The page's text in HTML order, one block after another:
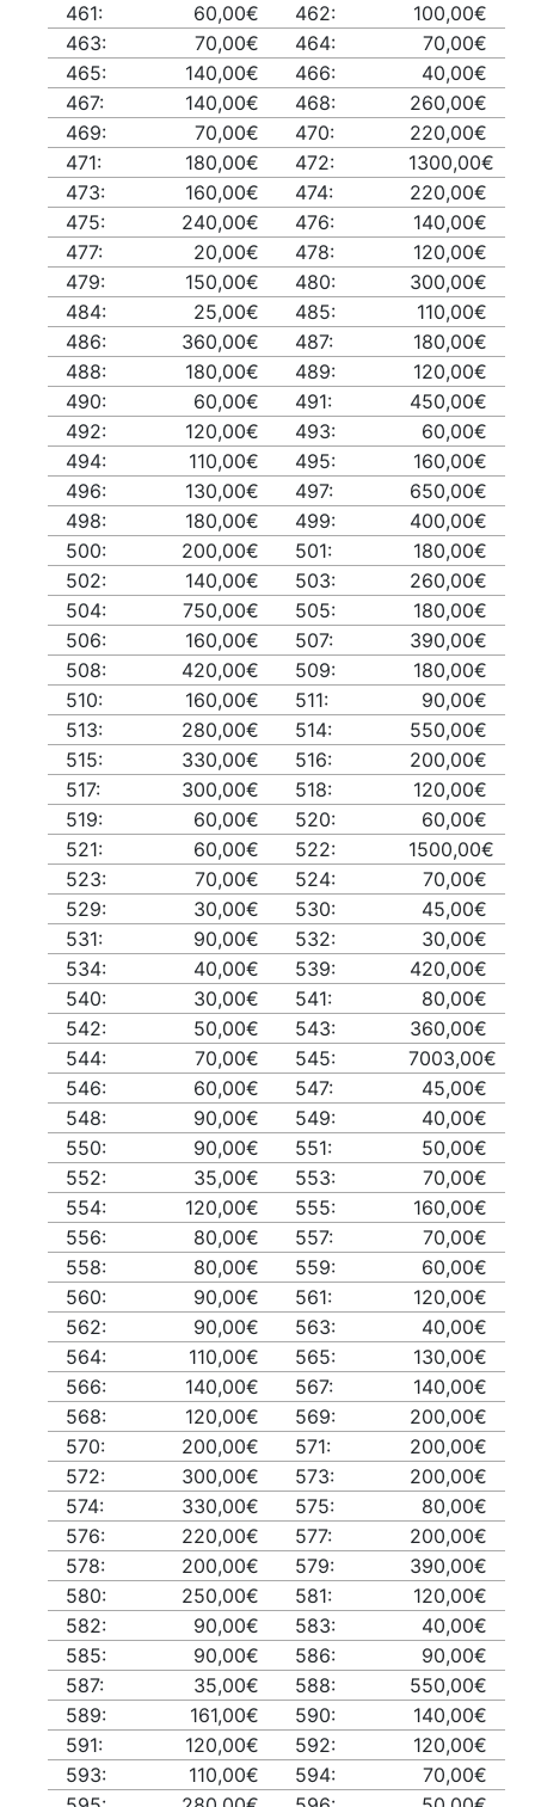
461:
60,00€ 462:
100,00€
463:
70,00€ 464:
70,00€
465:
140,00€ 466:
40,00€
467:
140,00€ 468:
260,00€
469:
70,00€ 470:
220,00€
471:
180,00€ 472:
1300,00€
473:
160,00€ 474:
220,00€
475:
240,00€ 476:
140,00€
477:
20,00€ 478:
120,00€
479:
150,00€ 480:
300,00€
484:
25,00€ 485:
110,00€
486:
360,00€ 487:
180,00€
488:
180,00€ 489:
120,00€
490:
60,00€ 491:
450,00€
492:
120,00€ 493:
60,00€
494:
110,00€ 495:
160,00€
496:
130,00€ 497:
650,00€
498:
180,00€ 499:
400,00€
500:
200,00€ 501:
180,00€
502:
140,00€ 503:
260,00€
504:
750,00€ 505:
180,00€
506:
160,00€ 507:
390,00€
508:
420,00€ 509:
180,00€
510:
160,00€ 511:
90,00€
513:
280,00€ 514:
550,00€
515:
330,00€ 516:
200,00€
517:
300,00€ 518:
120,00€
519:
60,00€ 520:
60,00€
521:
60,00€ 522:
1500,00€
523:
70,00€ 524:
70,00€
529:
30,00€ 530:
45,00€
531:
90,00€ 532:
30,00€
534:
40,00€ 539:
420,00€
540:
30,00€ 541:
80,00€
542:
50,00€ 543:
360,00€
544:
70,00€ 545:
7003,00€
546:
60,00€ 547:
45,00€
548:
90,00€ 549:
40,00€
550:
90,00€ 551:
50,00€
552:
35,00€ 553:
70,00€
554:
120,00€ 555:
160,00€
556:
80,00€ 557:
70,00€
558:
80,00€ 559:
60,00€
560:
90,00€ 561:
120,00€
562:
90,00€ 563:
40,00€
564:
110,00€ 565:
130,00€
566:
140,00€ 567:
140,00€
568:
120,00€ 569:
200,00€
570:
200,00€ 571:
200,00€
572:
300,00€ 573:
200,00€
574:
330,00€ 575:
80,00€
576:
220,00€ 577:
200,00€
578:
200,00€ 579:
390,00€
580:
250,00€ 581:
120,00€
582:
90,00€ 583:
40,00€
585:
90,00€ 586:
90,00€
587:
35,00€ 588:
550,00€
589:
161,00€ 590:
140,00€
591:
120,00€ 592:
120,00€
593:
110,00€ 594:
70,00€